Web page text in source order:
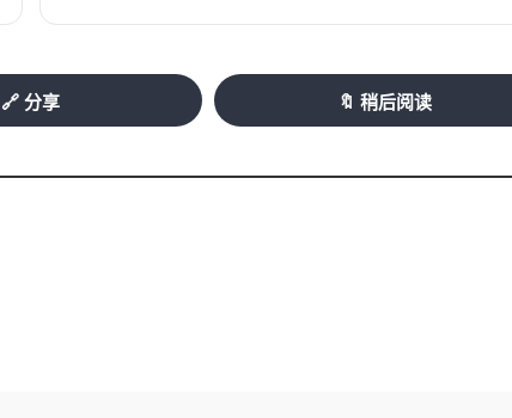
子建设、推动区域发展。要恪守为民之
重点，办好民生实事，解决群众急难愁
态。
🔗 分享 🔖 稍后阅读